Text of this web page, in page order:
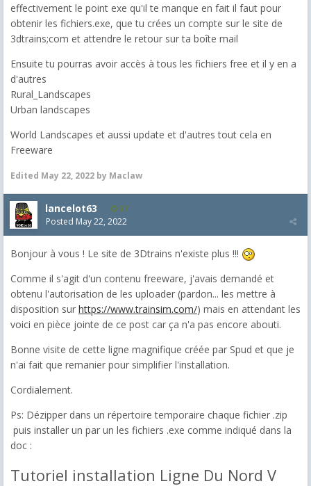
effectivement le point exe qu'il te manque en fait il faut pour
obtenir les fichiers.exe, que tu crées un compte sur le site de
3dtrains;com et attendre le retour sur ta boîte mail
Ensuite tu pourras avoir accès à tous les fichiers free et il y en a
d'autres
Rural_Landscapes
Urban landscapes
World Landscapes et aussi update et d'autres tout cela en
Freeware
Edited May 22, 2022 by Maclaw
lancelot63 87
Posted May 22, 2022
Bonjour à vous ! Le site de 3Dtrains n'existe plus !!!
Comme il s'agit d'un contenu freeware, j'avais demandé et
obtenu l'autorisation de les uploader (pardon... les mettre à
disposition sur https://www.trainsim.com/) mais en attendant les
voici en pièce jointe de ce post car ça n'a pas encore abouti.
Bonne visite de cette ligne magnifique créée par Spud et que je
n'ai fait que remanier pour simplifier l'installation.
Cordialement.
Ps: Dézipper dans un répertoire temporaire chaque fichier .zip
puis installer un par un les fichiers .exe comme indiqué dans la
doc :
Tutoriel installation Ligne Du Nord V